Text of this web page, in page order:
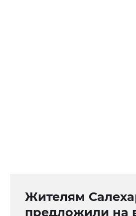
Жителям
предложили на